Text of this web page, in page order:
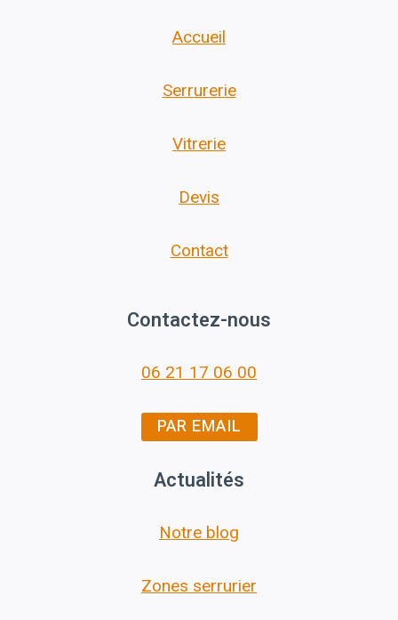
Accueil
Serrurerie
Vitrerie
Devis
Contact
Contactez-nous
06 21 17 06 00
PAR EMAIL
Actualités
Notre blog
Zones serrurier